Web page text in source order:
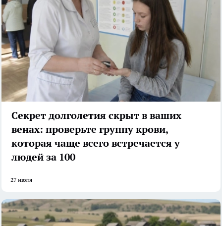
Секрет долголетия скрыт в ваших
венах: проверьте группу крови,
которая чаще всего встречается у
людей за 100
27 июля